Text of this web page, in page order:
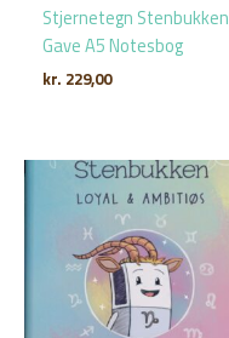
Stjernetegn Stenbukken
Gave A5 Notesbog
kr. 229,00